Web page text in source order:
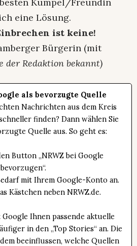
eine Lösung.
ist keine!
Bürgerin (mit
der Redaktion bekannt)
als bevorzugte Quelle
Nachrichten aus dem Kreis
finden? Dann wählen Sie
Quelle aus. So geht es:
Button „NRWZ bei Google
bevorzugen“.
mit Ihrem Google-Konto an.
Kästchen neben NRWZ.de.
Ihnen passende aktuelle
in den „Top Stories“ an. Die
beeinflussen, welche Quellen